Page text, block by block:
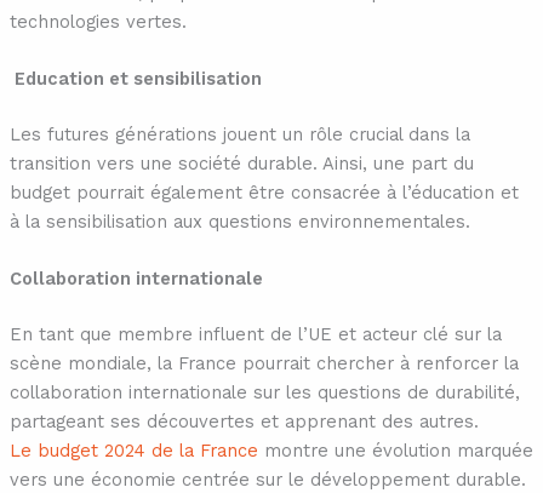
technologies vertes.
Education et sensibilisation
Les futures générations jouent un rôle crucial dans la
transition vers une société durable. Ainsi, une part du
budget pourrait également être consacrée à l’éducation et
à la sensibilisation aux questions environnementales.
Collaboration internationale
En tant que membre influent de l’UE et acteur clé sur la
scène mondiale, la France pourrait chercher à renforcer la
collaboration internationale sur les questions de durabilité,
partageant ses découvertes et apprenant des autres.
Le budget 2024 de la France montre une évolution marquée
vers une économie centrée sur le développement durable.